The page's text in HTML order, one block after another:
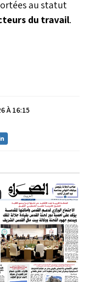
au statut
du travail.
À 16:15